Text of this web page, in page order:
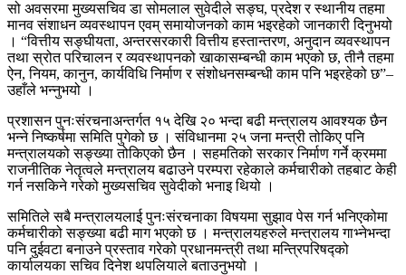
सो अवसरमा मुख्यसचिव डा सोमलाल सुवेदीले सङ्घ, प्रदेश र स्थानीय तहमा
मानव संशाधन व्यवस्थापन एवम् समायोजनको काम भइरहेको जानकारी दिनुभयो
। “वित्तीय सङ्घीयता, अन्तरसरकारी वित्तीय हस्तान्तरण, अनुदान व्यवस्थापन
तथा स्रोत परिचालन र व्यवस्थापनको खाकासम्बन्धी काम भएको छ, तीनै तहमा
ऐन, नियम, कानुन, कार्यविधि निर्माण र संशोधनसम्बन्धी काम पनि भइरहेको छ”–
उहाँले भन्नुभयो ।
प्रशासन पुनःसंरचनाअन्तर्गत १५ देखि २० भन्दा बढी मन्त्रालय आवश्यक छैन
भन्ने निष्कर्षमा समिति पुगेको छ । संविधानमा २५ जना मन्त्री तोकिए पनि
मन्त्रालयको सङ्ख्या तोकिएको छैन । सहमतिको सरकार निर्माण गर्ने क्रममा
राजनीतिक नेतृत्वले मन्त्रालय बढाउने परम्परा रहेकाले कर्मचारीको तहबाट केही
गर्न नसकिने गरेको मुख्यसचिव सुवेदीको भनाइ थियो ।
समितिले सबै मन्त्रालयलाई पुनःसंरचनाका विषयमा सुझाव पेस गर्न भनिएकोमा
कर्मचारीको सङ्ख्या बढी माग भएको छ । मन्त्रालयहरुले मन्त्रालय गाभ्नेभन्दा
पनि दुईवटा बनाउने प्रस्ताव गरेको प्रधानमन्त्री तथा मन्त्रिपरिषद्को
कार्यालयका सचिव दिनेश थपलियाले बताउनुभयो ।